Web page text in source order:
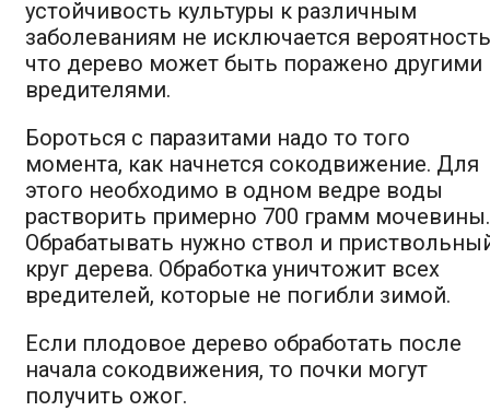
устойчивость культуры к различным
заболеваниям не исключается
что дерево может быть поражено другими
вредителями.
Бороться с паразитами надо то того
момента, как начнется сокодвижение. Для
этого необходимо в одном ведре воды
растворить примерно 700 грамм мочевины.
Обрабатывать нужно ствол и
круг дерева. Обработка уничтожит всех
вредителей, которые не погибли зимой.
Если плодовое дерево обработать после
начала сокодвижения, то почки могут
получить ожог.